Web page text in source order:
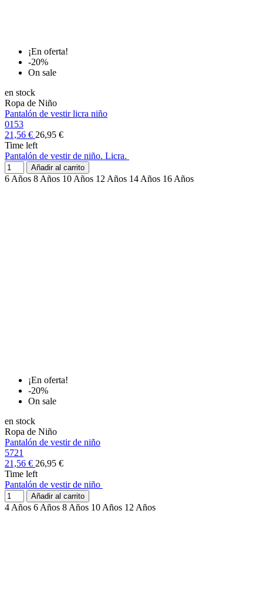
¡En oferta!
-20%
On sale
en stock
Ropa de Niño
Pantalón de vestir licra niño
0153
21,56 € 26,95 €
Time left
Pantalón de vestir de niño. Licra.
Añadir al carrito
6 Años 8 Años 10 Años 12 Años 14 Años 16 Años
¡En oferta!
-20%
On sale
en stock
Ropa de Niño
Pantalón de vestir de niño
5721
21,56 € 26,95 €
Time left
Pantalón de vestir de niño
Añadir al carrito
4 Años 6 Años 8 Años 10 Años 12 Años